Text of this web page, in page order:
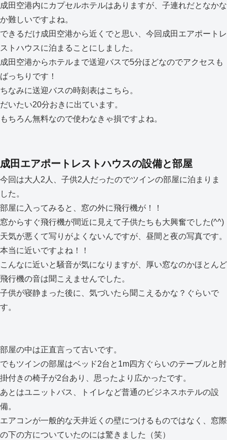
成田空港内にカプセルホテルはありますが、子連れだとなかな
か難しいですよね。
できるだけ成田空港から近くでと思い、今回成田エアポートレ
ストハウスに泊まることにしました。
成田空港からホテルまで送迎バスで5分ほどなのでアクセスも
ばっちりです！
ちなみに送迎バスの時刻表はこちら。
だいたい20分おきに出ています。
もちろん無料なので使わなきゃ損ですよね。
成田エアポートレストハウスの設備と部屋
今回は大人2人、子供2人だったのでツインの部屋に泊まりま
した。
部屋に入ってみると、窓の外に飛行機が！！
窓からすぐ飛行機が間近に見えて子供たちも大興奮でした(^^)
天気が悪くて写りがよくないんですが、昼間と夜の写真です。
本当に近いですよね！！
こんなに近いと騒音が気になりますが、厚い窓なのかほとんど
飛行機の音は聞こえませんでした。
子供が寝静まった後に、気づいたら聞こえるかな？ぐらいで
す。
部屋の中は正直言って古いです。
でもツインの部屋はベッド2台と1m四方ぐらいのテーブルと肘
掛付きの椅子が2台あり、思ったより広かったです。
あとはユニットバス、トイレなど普通のビジネスホテルの設
備。
エアコンが一般的な天井近くの壁につけるものではなく、窓際
の下の方についていたのには驚きました（笑）